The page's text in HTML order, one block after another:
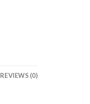
REVIEWS (0)